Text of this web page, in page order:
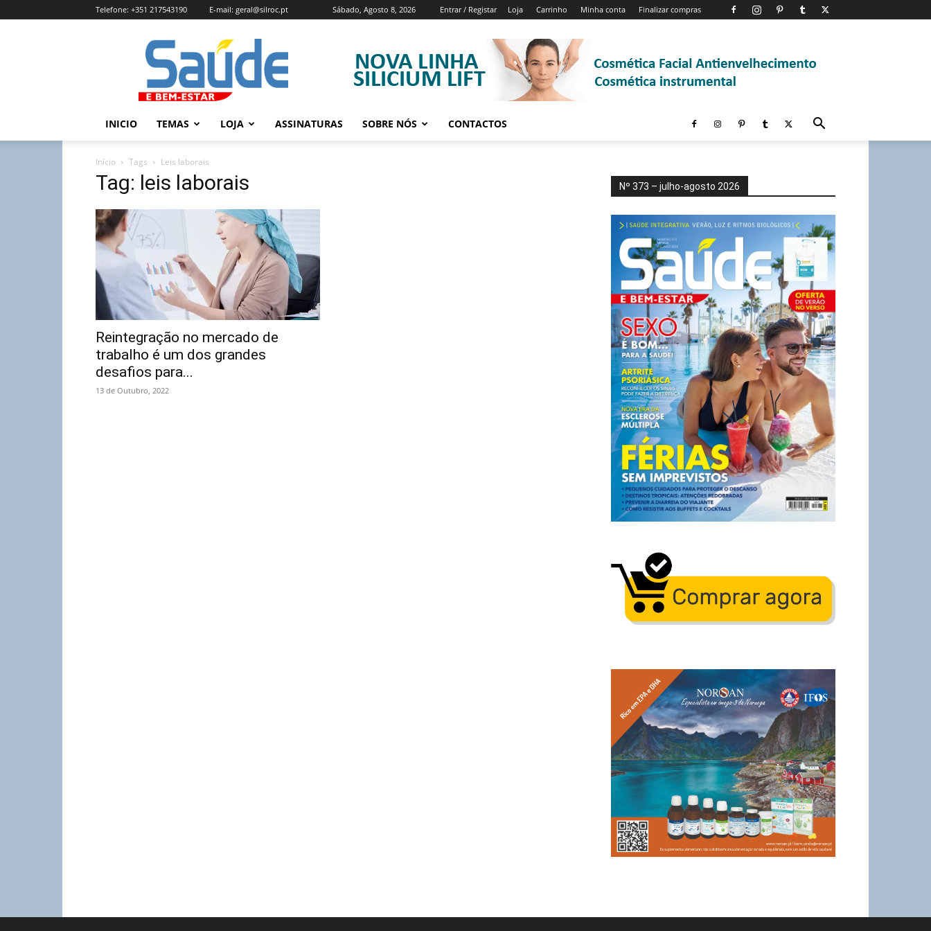
Sábado, Agosto 8, 2026 Entrar / Registar Loja Carrinho Minha conta Finalizar compras
Telefone: +351 217543190 E-mail: geral@silroc.pt
Revista
Saúde
e
Bem
Estar
Edição
INICIO TEMAS LOJA ASSINATURAS SOBRE NÓS CONTACTOS
Início Tags Leis laborais
Tag: leis laborais
Reintegração no mercado de
trabalho é um dos grandes
desafios para...
13 de Outubro, 2022
Nº 373 – julho-agosto 2026